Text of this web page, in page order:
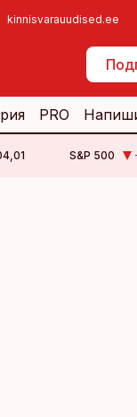
kinnisvarauudised.ee
PRO
S&P 500